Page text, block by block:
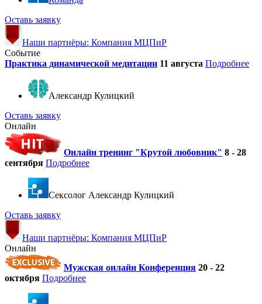
Оставь заявку
Наши партнёры: Компания МЦПиР
Событие
Практика динамической медитации 11 августа Подробнее
Александр Кулицкий
Оставь заявку
Онлайн
Онлайн тренинг "Крутой любовник" 8 - 28
сентября Подробнее
Cексолог Александр Кулицкий
Оставь заявку
Наши партнёры: Компания МЦПиР
Онлайн
Мужская онлайн Конференция 20 - 22
октября Подробнее